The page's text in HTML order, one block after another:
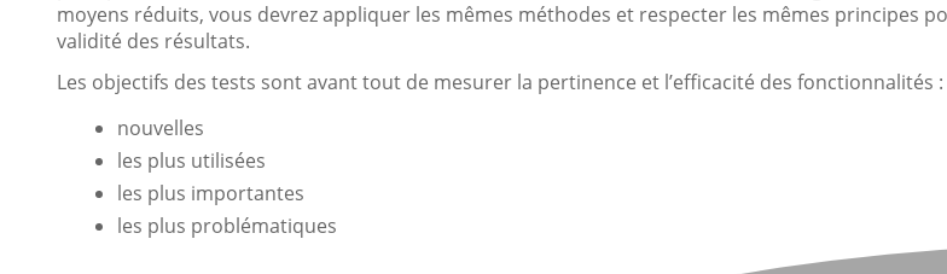
moyens réduits, vous devrez appliquer les mêmes méthodes et respecter les mêmes principes
validité des résultats.
Les objectifs des tests sont avant tout de mesurer la pertinence et l’efficacité des fonctionnalités :
nouvelles
les plus utilisées
les plus importantes
les plus problématiques